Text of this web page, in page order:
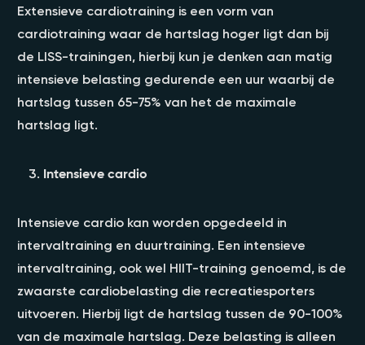
Extensieve cardiotraining is een vorm van
cardiotraining waar de hartslag hoger ligt dan bij
de LISS-trainingen, hierbij kun je denken aan matig
intensieve belasting gedurende een uur waarbij de
hartslag tussen 65-75% van het de maximale
hartslag ligt.
Intensieve cardio
Intensieve cardio kan worden opgedeeld in
intervaltraining en duurtraining. Een intensieve
intervaltraining, ook wel HIIT-training genoemd, is de
zwaarste cardiobelasting die recreatiesporters
uitvoeren. Hierbij ligt de hartslag tussen de 90-100%
van de maximale hartslag. Deze belasting is alleen